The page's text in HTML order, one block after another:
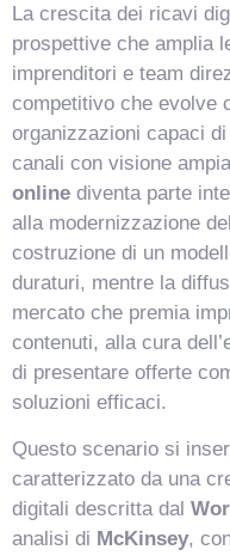
La crescita dei ricavi
prospettive che amplia
imprenditori e team
competitivo che evolve
organizzazioni capaci
canali con visione
online diventa parte
alla modernizzazione
costruzione di un
duraturi, mentre la
mercato che premia
contenuti, alla cura
di presentare offerte
soluzioni efficaci.
Questo scenario si
caratterizzato da una
digitali descritta dal
analisi di McKinsey,